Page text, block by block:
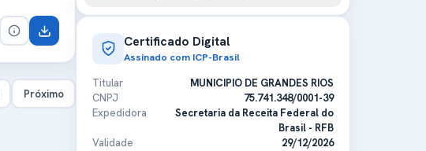
Próximo
Certificado Digital
Assinado com ICP-Brasil
Titular
MUNICIPIO DE GRANDES RIOS
CNPJ
75.741.348/0001-39
Expedidora
Secretaria da Receita Federal do
Brasil - RFB
Validade
29/12/2026